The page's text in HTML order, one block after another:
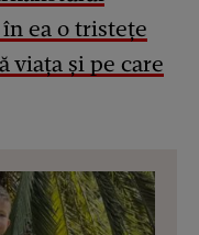
ea o tristețe
viața și pe care